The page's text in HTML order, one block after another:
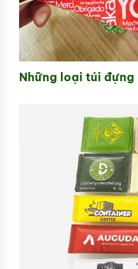
Những loại túi đựng